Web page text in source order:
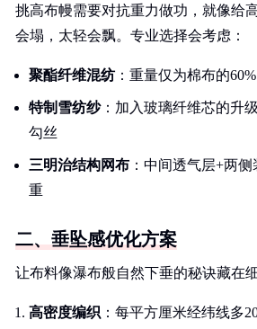
挑高布幔需要对抗重力做功，就像
会塌，太轻会飘。专业选择会考虑：
聚酯纤维混纺：重量仅为棉布的
特制雪纺纱：加入玻璃纤维芯的升
勾丝
三明治结构网布 ：中间透气层+两
重
二、垂坠感优化方案
让布料像瀑布般自然下垂的秘诀藏在
高密度编织 ：每平方厘米经纬线多